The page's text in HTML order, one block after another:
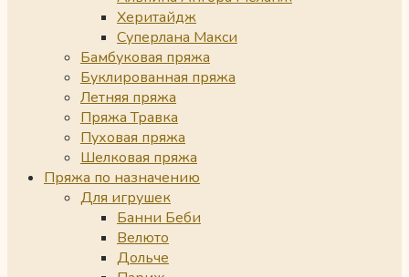
Херитайдж
Суперлана Макси
Бамбуковая пряжа
Буклированная пряжа
Летняя пряжа
Пряжа Травка
Пуховая пряжа
Шелковая пряжа
Пряжа по назначению
Для игрушек
Банни Беби
Велюто
Дольче